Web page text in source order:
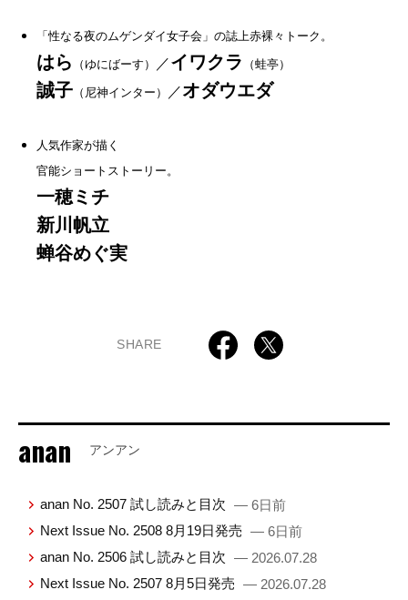
「性なる夜のムゲンダイ女子会」の誌上赤裸々トーク。
はら （ゆにばーす） ／イワクラ （蛙亭）
誠子 （尼神インター） ／オダウエダ
人気作家が描く
官能ショートストーリー。
一穂ミチ
新川帆立
蝉谷めぐ実
SHARE
anan アンアン
anan No. 2507 試し読みと目次 — 6日前
Next Issue No. 2508 8月19日発売 — 6日前
anan No. 2506 試し読みと目次 — 2026.07.28
Next Issue No. 2507 8月5日発売 — 2026.07.28